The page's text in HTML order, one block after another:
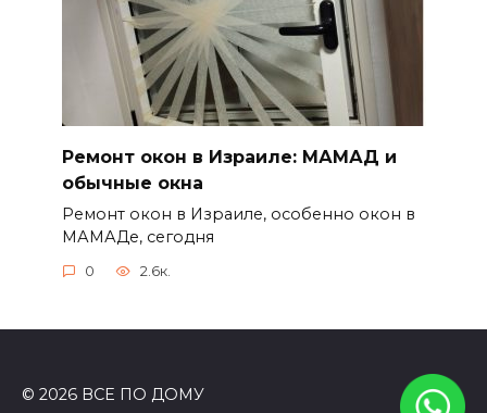
Ремонт окон в Израиле: МАМАД и
обычные окна
Ремонт окон в Израиле, особенно окон в
МАМАДе, сегодня
0 2.6к.
© 2026 ВСЕ ПО ДОМУ